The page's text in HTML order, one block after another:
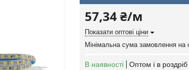
57,34 ₴/м
Показати оптові ціни
Мінімальна сума замовлення на
В наявності Оптом і в роздріб